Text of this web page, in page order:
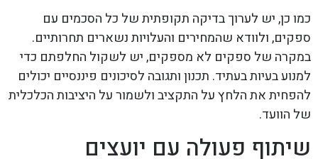
כמו כן, יש לערוך בדיקה תקופתית של כל הסכמים עם
ספקים, ולוודא שהמחירים והעלויות נשארים תחרותיים.
במקרה של ספקים לא מספקים, יש לשקול החלפתם כדי
למנוע בעיות בעתיד. תכנון ותגובה לסיכונים פיננסיים יכולים
להפחית את הלחץ על התקציב ולשמור על היציבות הכלכלית
של הוועד.
שיתוף פעולה עם יועצים